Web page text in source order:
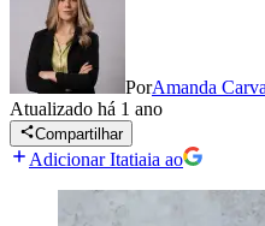
PorAmanda
Atualizado há 1 ano
Compartilhar
Adicionar Itatiaia ao